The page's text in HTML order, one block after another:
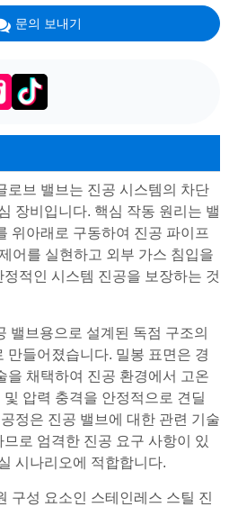
문의 보내기
로브 밸브는 진공 시스템의 차단
장비입니다. 핵심 작동 원리는 밸
위아래로 구동하여 진공 파이프
어를 실현하고 외부 가스 침입을
적인 시스템 진공을 보장하는 것
밸브용으로 설계된 독점 구조의
만들어졌습니다. 밀봉 표면은 경
을 채택하여 진공 환경에서 고온
압력 충격을 안정적으로 견딜
정은 진공 밸브에 대한 관련 기술
로 엄격한 진공 요구 사항이 있
시나리오에 적합합니다.
구성 요소인 스테인레스 스틸 진